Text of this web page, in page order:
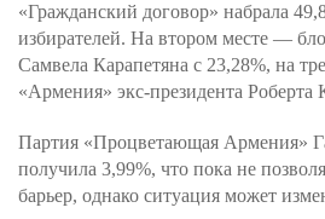
«Гражданский договор» набрала
избирателей. На втором месте —
Самвела Карапетяна с 23,28%, на
«Армения» экс-президента Роберта
Партия «Процветающая Армения»
получила 3,99%, что пока не
барьер, однако ситуация может